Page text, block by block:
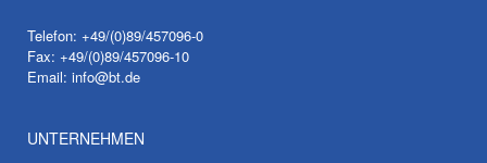
Telefon: +49/(0)89/457096-0
Fax: +49/(0)89/457096-10
Email: info@bt.de
UNTERNEHMEN